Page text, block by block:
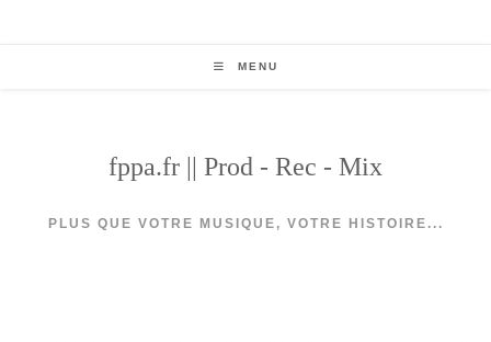
MENU
fppa.fr || Prod - Rec - Mix
PLUS QUE VOTRE MUSIQUE, VOTRE HISTOIRE...